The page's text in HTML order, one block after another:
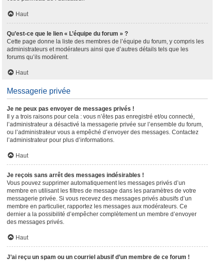
Haut
Qu’est-ce que le lien « L’équipe du forum » ?
Cette page donne la liste des membres de l’équipe du forum, y compris les
administrateurs et modérateurs ainsi que d’autres détails tels que les
forums qu’ils modèrent.
Haut
Messagerie privée
Je ne peux pas envoyer de messages privés !
Il y a trois raisons pour cela : vous n’êtes pas enregistré et/ou connecté,
l’administrateur a désactivé la messagerie privée sur l’ensemble du forum,
ou l’administrateur vous a empêché d’envoyer des messages. Contactez
l’administrateur pour plus d’informations.
Haut
Je reçois sans arrêt des messages indésirables !
Vous pouvez supprimer automatiquement les messages privés d’un
membre en utilisant les filtres de message dans les paramètres de votre
messagerie privée. Si vous recevez des messages privés abusifs d’un
membre en particulier, rapportez les messages aux modérateurs. Ce
dernier a la possibilité d’empêcher complètement un membre d’envoyer
des messages privés.
Haut
J’ai reçu un spam ou un courriel abusif d’un membre de ce forum !